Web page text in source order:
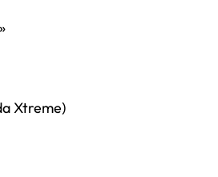
Xtreme)